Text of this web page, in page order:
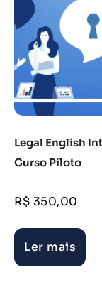
Legal English
Curso Piloto
R$ 350,00
Ler mais